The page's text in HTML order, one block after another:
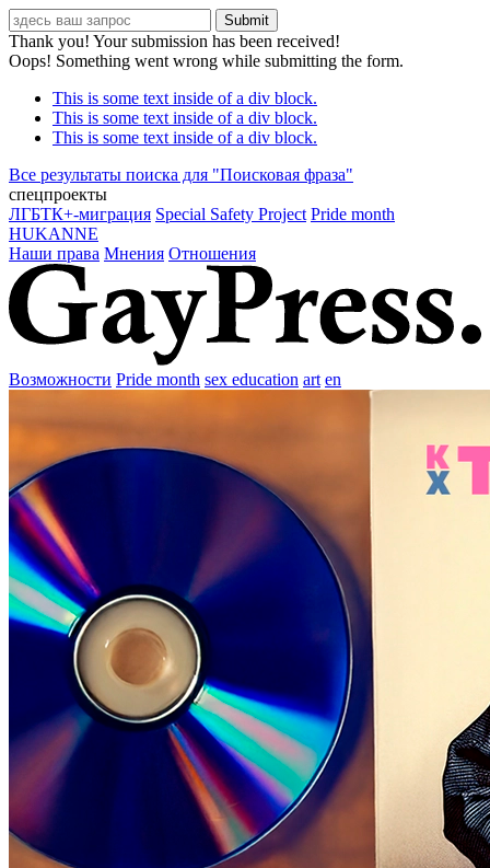
Thank you! Your submission has been received!
Oops! Something went wrong while submitting the form.
This is some text inside of a div block.
This is some text inside of a div block.
This is some text inside of a div block.
Все результаты поиска для "Поисковая фраза"
спецпроекты
ЛГБТК+-миграция Special Safety Project Pride month
HUKANNE
Наши права Мнения Отношения
Возможности Pride month sex education art en